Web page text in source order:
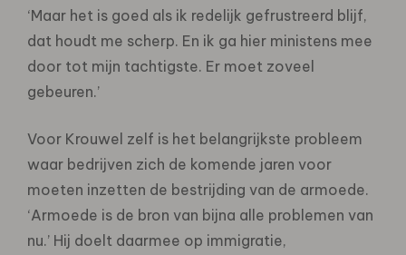
‘Maar het is goed als ik redelijk gefrustreerd blijf,
dat houdt me scherp. En ik ga hier ministens mee
door tot mijn tachtigste. Er moet zoveel
gebeuren.’
Voor Krouwel zelf is het belangrijkste probleem
waar bedrijven zich de komende jaren voor
moeten inzetten de bestrijding van de armoede.
‘Armoede is de bron van bijna alle problemen van
nu.’ Hij doelt daarmee op immigratie,